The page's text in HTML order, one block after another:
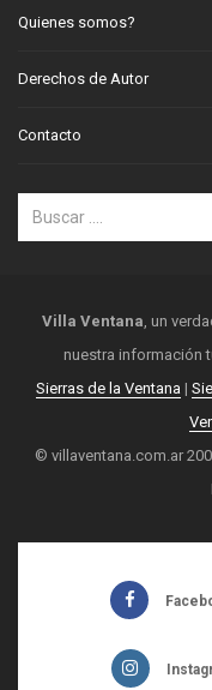
Quienes somos?
Derechos de Autor
Contacto
Villa Ventana, un
nuestra información
Sierras de la Ventana |
© villaventana.com.ar